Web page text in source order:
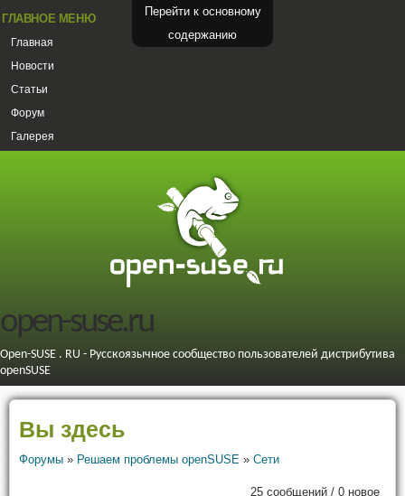
Перейти к основному
содержанию
ГЛАВНОЕ МЕНЮ
Главная
Новости
Статьи
Форум
Галерея
open-suse.ru
Open-SUSE . RU - Русскоязычное сообщество пользователей дистрибутива
openSUSE
Вы здесь
Форумы » Решаем проблемы openSUSE » Сети
25 сообщений / 0 новое